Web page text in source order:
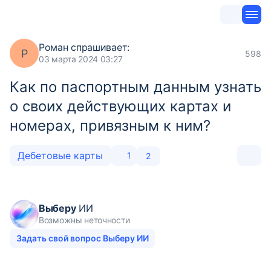
Р Роман спрашивает:
03 марта 2024 03:27
598
Как по паспортным данным узнать
о своих действующих картах и
номерах, привязным к ним?
Дебетовые карты 1 2
ВыберуИИ
Возможны неточности
Задать свой вопрос Выберу ИИ